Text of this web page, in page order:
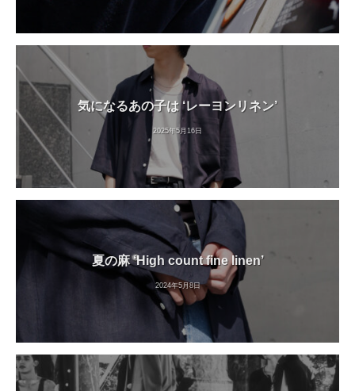
気になるあの子は ‘レーヨンリネン’
2025年5月16日
夏の麻 ‘High count fine linen’
2024年5月8日